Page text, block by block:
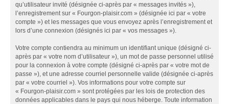
qu’utilisateur invité (désignée ci-après par « messages invités »),
l’enregistrement sur « Fourgon-plaisir.com » (désignée ici par « votre
compte ») et les messages que vous envoyez après l’enregistrement et
lors d’une connexion (désignés ici par « vos messages »).
Votre compte contiendra au minimum un identifiant unique (désigné ci-
après par « votre nom d’utilisateur »), un mot de passe personnel utilisé
pour la connexion à votre compte (désigné ci-après par « votre mot de
passe »), et une adresse courriel personnelle valide (désignée ci-après
par « votre courriel »). Vos informations pour votre compte sur
« Fourgon-plaisir.com » sont protégées par les lois de protection des
données applicables dans le pays qui nous héberge. Toute information